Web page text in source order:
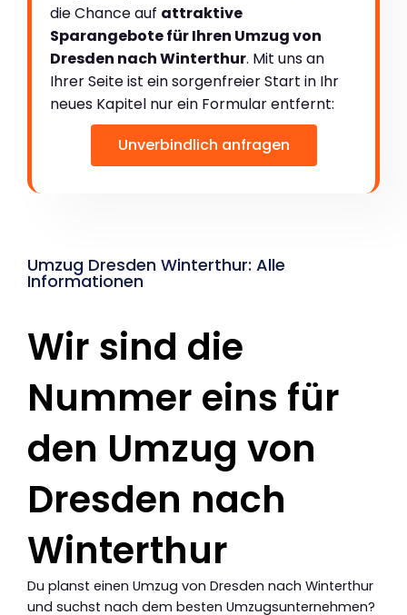
die Chance auf attraktive
Sparangebote für Ihren Umzug von
Dresden nach Winterthur. Mit uns an
Ihrer Seite ist ein sorgenfreier Start in Ihr
neues Kapitel nur ein Formular entfernt:
Unverbindlich anfragen
Umzug Dresden Winterthur: Alle
Informationen
Wir sind die
Nummer eins für
den Umzug von
Dresden nach
Winterthur
Du planst einen Umzug von Dresden nach Winterthur
und suchst nach dem besten Umzugsunternehmen?